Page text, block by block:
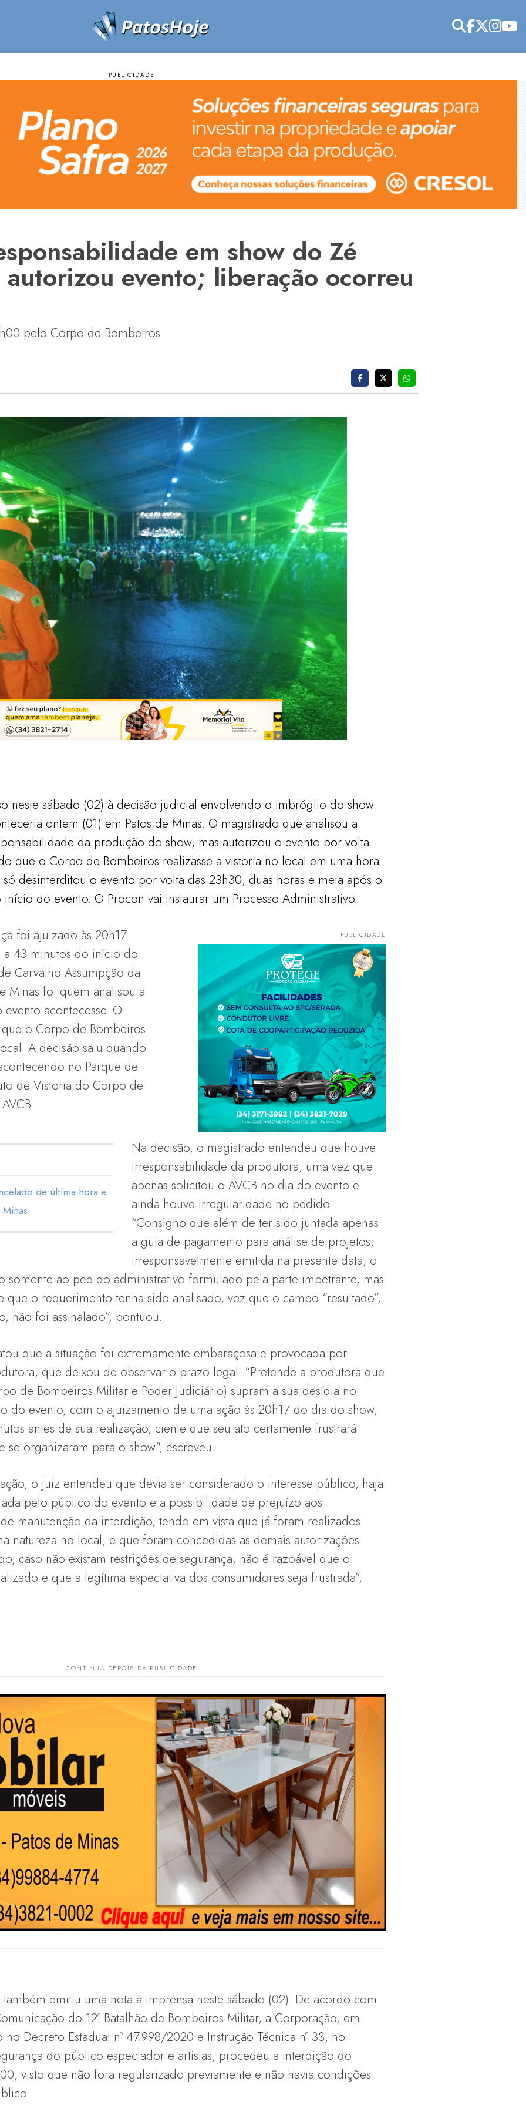
em show do Zé
autorizou evento; liberação ocorreu
pelo Corpo de Bombeiros
neste sábado (02) à decisão judicial envolvendo o imbróglio do show
ontem (01) em Patos de Minas. O magistrado que analisou a
da produção do show, mas autorizou o evento por volta
que o Corpo de Bombeiros realizasse a vistoria no local em uma hora.
desinterditou o evento por volta das 23h30, duas horas e meia após o
do evento. O Procon vai instaurar um Processo Administrativo.
foi ajuizado às 20h17
a 43 minutos do início do
Carvalho Assumpção da
Minas foi quem analisou a
acontecesse. O
o Corpo de Bombeiros
A decisão saiu quando
no Parque de
de Vistoria do Corpo de
de última hora e
Na decisão, o magistrado entendeu que houve
irresponsabilidade da produtora, uma vez que
apenas solicitou o AVCB no dia do evento e
ainda houve irregularidade no pedido.
“Consigno que além de ter sido juntada apenas
a guia de pagamento para análise de projetos,
irresponsavelmente emitida na presente data, o
somente ao pedido administrativo formulado pela parte impetrante, mas
o requerimento tenha sido analisado, vez que o campo “resultado”,
não foi assinalado”, pontuou.
que a situação foi extremamente embaraçosa e provocada por
que deixou de observar o prazo legal. “Pretende a produtora que
de Bombeiros Militar e Poder Judiciário) supram a sua desídia no
do evento, com o ajuizamento de uma ação às 20h17 do dia do show,
antes de sua realização, ciente que seu ato certamente frustrará
se organizaram para o show", escreveu.
o juiz entendeu que devia ser considerado o interesse público, haja
pelo público do evento e a possibilidade de prejuízo aos
manutenção da interdição, tendo em vista que já foram realizados
natureza no local, e que foram concedidas as demais autorizações
caso não existam restrições de segurança, não é razoável que o
e que a legítima expectativa dos consumidores seja frustrada”,
emitiu uma nota à imprensa neste sábado (02). De acordo com
do 12º Batalhão de Bombeiros Militar, a Corporação, em
Decreto Estadual nº 47.998/2020 e Instrução Técnica nº 33, no
do público espectador e artistas, procedeu a interdição do
visto que não fora regularizado previamente e não havia condições